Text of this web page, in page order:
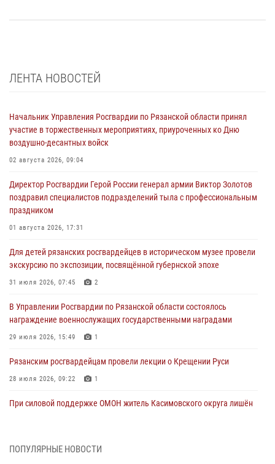
ЛЕНТА НОВОСТЕЙ
Начальник Управления Росгвардии по Рязанской области принял
участие в торжественных мероприятиях, приуроченных ко Дню
воздушно-десантных войск
02 августа 2026, 09:04
Директор Росгвардии Герой России генерал армии Виктор Золотов
поздравил специалистов подразделений тыла с профессиональным
праздником
01 августа 2026, 17:31
Для детей рязанских росгвардейцев в историческом музее провели
экскурсию по экспозиции, посвящённой губернской эпохе
31 июля 2026, 07:45 2
В Управлении Росгвардии по Рязанской области состоялось
награждение военнослужащих государственными наградами
29 июля 2026, 15:49 1
Рязанским росгвардейцам провели лекции о Крещении Руси
28 июля 2026, 09:22 1
При силовой поддержке ОМОН житель Касимовского округа лишён
27 июля 2026, 15:26
ПОПУЛЯРНЫЕ НОВОСТИ